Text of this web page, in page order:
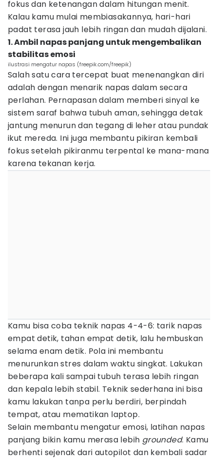
fokus dan ketenangan dalam hitungan menit.
Kalau kamu mulai membiasakannya, hari-hari
padat terasa jauh lebih ringan dan mudah dijalani.
1. Ambil napas panjang untuk mengembalikan
stabilitas emosi
ilustrasi mengatur napas (freepik.com/freepik)
Salah satu cara tercepat buat menenangkan diri
adalah dengan menarik napas dalam secara
perlahan. Pernapasan dalam memberi sinyal ke
sistem saraf bahwa tubuh aman, sehingga detak
jantung menurun dan tegang di leher atau pundak
ikut mereda. Ini juga membantu pikiran kembali
fokus setelah pikiranmu terpental ke mana-mana
karena tekanan kerja.
Kamu bisa coba teknik napas 4-4-6: tarik napas
empat detik, tahan empat detik, lalu hembuskan
selama enam detik. Pola ini membantu
menurunkan stres dalam waktu singkat. Lakukan
beberapa kali sampai tubuh terasa lebih ringan
dan kepala lebih stabil. Teknik sederhana ini bisa
kamu lakukan tanpa perlu berdiri, berpindah
tempat, atau mematikan laptop.
Selain membantu mengatur emosi, latihan napas
panjang bikin kamu merasa lebih grounded. Kamu
berhenti sejenak dari autopilot dan kembali sadar